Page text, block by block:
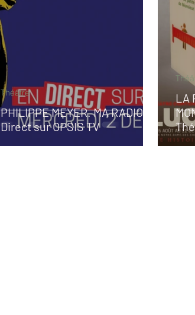
PHILIPPE MEYER. MA RADIO…
Direct sur OPSIS TV
Théâtre
LA